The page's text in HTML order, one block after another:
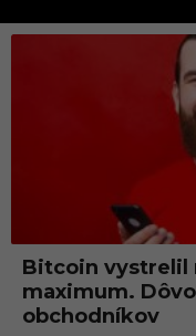
v
a
n
Bitcoin vystrelil
maximum.
obchodníkov